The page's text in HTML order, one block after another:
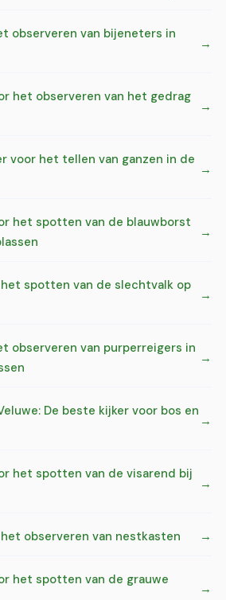
observeren van bijeneters in
het observeren van het gedrag
voor het tellen van ganzen in de
het spotten van de blauwborst
spotten van de slechtvalk op
observeren van purperreigers in
De beste kijker voor bos en
het spotten van de visarend bij
observeren van nestkasten
het spotten van de grauwe